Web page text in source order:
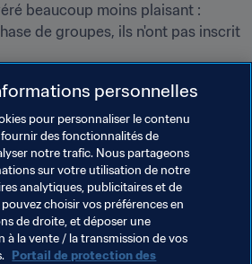
beaucoup moins plaisant :
de groupes, ils n'ont pas inscrit
sa défaite contre l'Uruguay en
fin 2001.
pris leur revanche sur la
impliqués dans le match
dans le groupe convoqué
personnelles
pour personnaliser le contenu
des fonctionnalités de
notre trafic. Nous partageons
sur votre utilisation de notre
analytiques, publicitaires et de
choisir vos préférences en
de droite, et déposer une
à la vente / la transmission de vos
Portail de protection des